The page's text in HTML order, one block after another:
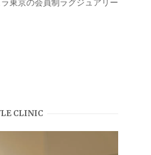
東京の会員制ラグジュアリー
CLINIC